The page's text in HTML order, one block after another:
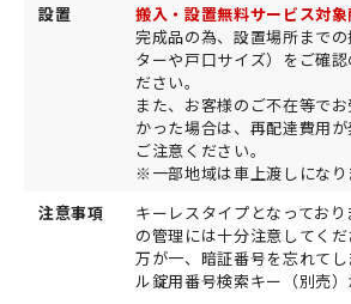
設置
搬入・設置無料サービス対象
完成品の為、設置場所まで
ターや戸口サイズ）をご確
ださい。
また、お客様のご不在等で
かった場合は、再配達費用が
ご注意ください。
※一部地域は車上渡しになり
注意事項
キーレスタイプとなってお
の管理には十分注意してくだ
万が一、暗証番号を忘れて
ル錠用番号検索キー（別売）